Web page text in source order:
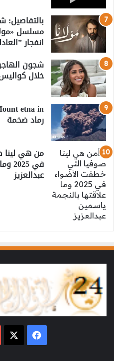
مسلسل
انفجار
شجون
خلال
رماد ضخمة
من هي لينا
في
عبدالعزيز
فيسبوك